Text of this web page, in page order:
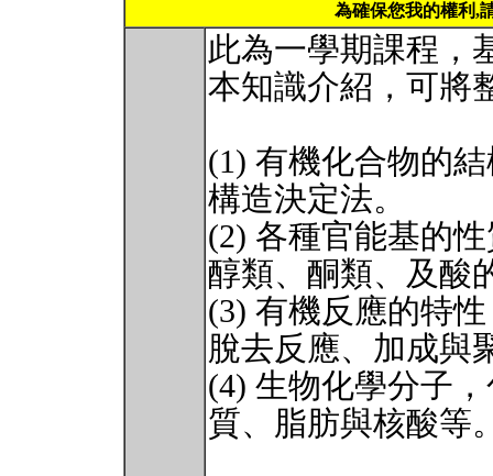
為確保您我的權利,
此為一學期課程，
本知識介紹，可將
(1) 有機化合物的
構造決定法。
(2) 各種官能基的
醇類、酮類、及酸
(3) 有機反應的特
脫去反應、加成與
(4) 生物化學分子
質、脂肪與核酸等